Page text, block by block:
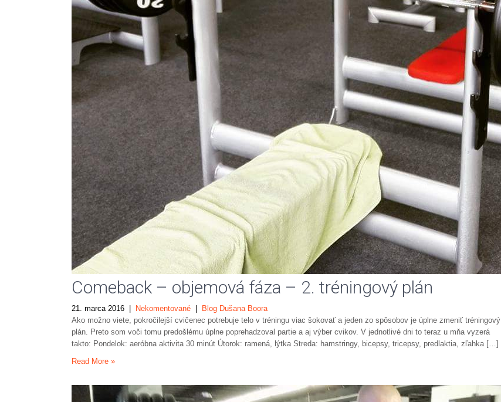
Comeback – objemová fáza – 2. tréningový plán
21. marca 2016 Nekomentované
Blog Dušana Boora
Ako možno viete, pokročilejší cvičenec potrebuje telo v tréningu viac šokovať a jeden zo spôsobov je úplne zmeniť tréningový
plán. Preto som voči tomu predošlému úplne poprehadzoval partie a aj výber cvikov. V jednotlivé dni to teraz u mňa vyzerá
takto: Pondelok: aeróbna aktivita 30 minút Útorok: ramená, lýtka Streda: hamstringy, bicepsy, tricepsy, predlaktia, zľahka […]
Read More »